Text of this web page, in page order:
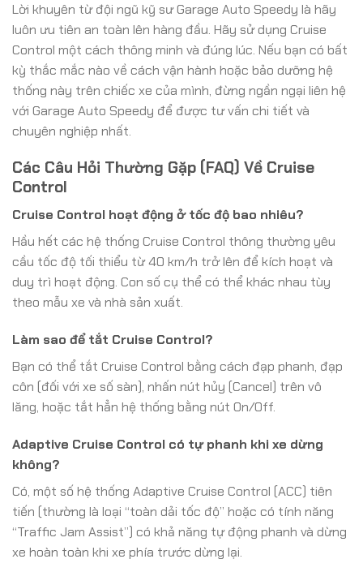
Lời khuyên từ đội ngũ kỹ sư Garage Auto Speedy là hãy
luôn ưu tiên an toàn lên hàng đầu. Hãy sử dụng Cruise
Control một cách thông minh và đúng lúc. Nếu bạn có bất
kỳ thắc mắc nào về cách vận hành hoặc bảo dưỡng hệ
thống này trên chiếc xe của mình, đừng ngần ngại liên hệ
với Garage Auto Speedy để được tư vấn chi tiết và
chuyên nghiệp nhất.
Các Câu Hỏi Thường Gặp (FAQ) Về Cruise
Control
Cruise Control hoạt động ở tốc độ bao nhiêu?
Hầu hết các hệ thống Cruise Control thông thường yêu
cầu tốc độ tối thiểu từ 40 km/h trở lên để kích hoạt và
duy trì hoạt động. Con số cụ thể có thể khác nhau tùy
theo mẫu xe và nhà sản xuất.
Làm sao để tắt Cruise Control?
Bạn có thể tắt Cruise Control bằng cách đạp phanh, đạp
côn (đối với xe số sàn), nhấn nút hủy (Cancel) trên vô
lăng, hoặc tắt hẳn hệ thống bằng nút On/Off.
Adaptive Cruise Control có tự phanh khi xe dừng
không?
Có, một số hệ thống Adaptive Cruise Control (ACC) tiên
tiến (thường là loại “toàn dải tốc độ” hoặc có tính năng
“Traffic Jam Assist”) có khả năng tự động phanh và dừng
xe hoàn toàn khi xe phía trước dừng lại.